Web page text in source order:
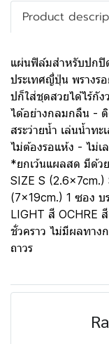
Product
แผ่นฟิล์มสำหรับปกปิ
ประเทศญี่ปุ่น พรางร
ปก็ใส่ชุดสวยได้ไร้กั
ได้อย่างกลมกลืน -
สระว่ายน้ำ เล่นน้ำท
ไม่ต้องรอแห้ง - ไม่เ
*ยกเว้นแผลสด มีด้ว
SIZE S
(7x19cm.) 1 ซอง
LIGHT สี OCHRE
ชั่วคราว ไม่มีผลทาง
ถาวร